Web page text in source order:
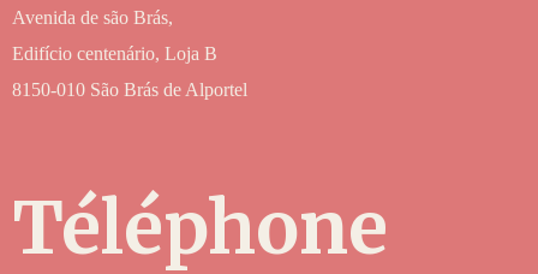
Avenida de são Brás,
Edifício centenário, Loja B
8150-010 São Brás de Alportel
Téléphone